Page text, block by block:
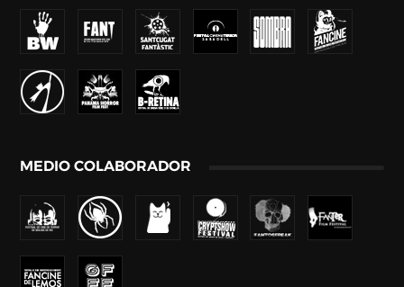
MEDIO COLABORADOR